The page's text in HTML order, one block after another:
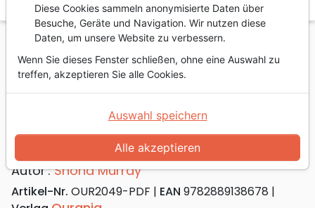
Suche
Startseite eBooks
Leiden, Seelsorge
Pause! - Éviter le burn-out dans un monde exigeant
- PDF
Éviter le burn-out dans un monde
Autor :Shona Murray
Artikel-Nr. OUR2049-PDF EAN 9782889138678
Diese Cookies sammeln anonymisierte Daten über
Besuche, Geräte und Navigation. Wir nutzen diese
Daten, um unsere Website zu verbessern.
Wenn Sie dieses Fenster schließen, ohne eine Auswahl zu
treffen, akzeptieren Sie alle Cookies.
Alle akzeptieren
Auswahl speichern